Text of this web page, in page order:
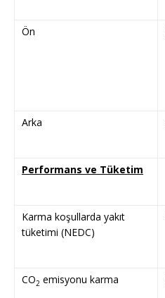
Ön
Arka
Performans ve Tüketim
Karma koşullarda yakıt
tüketimi (NEDC)
CO2 emisyonu karma